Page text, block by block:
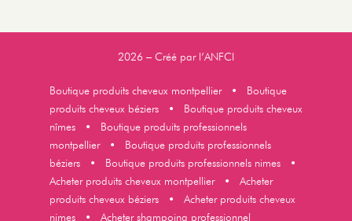
2026 – Créé par l’ANFCI
Boutique produits cheveux montpellier • Boutique
produits cheveux béziers• Boutique produits cheveux
nîmes• Boutique produits professionnels
montpellier• Boutique produits professionnels
béziers• Boutique produits professionnels nimes
•
Acheter produits cheveux montpellier
•
Acheter
produits cheveux béziers•
Acheter produits cheveux
nimes• Acheter shampoing professionnel